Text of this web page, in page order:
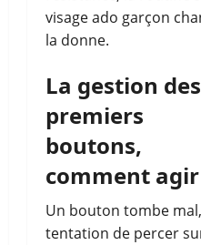
visage ado garçon
la donne.
La gestion des
premiers
boutons,
comment agir
Un bouton tombe
tentation de percer